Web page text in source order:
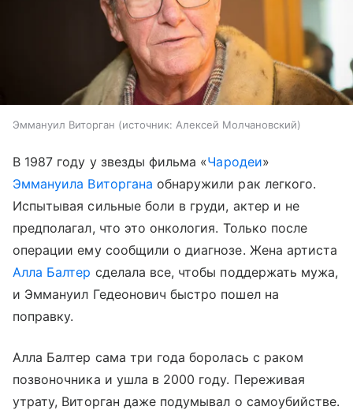
Эммануил Виторган источник: Алексей Молчановский
В 1987 году у звезды фильма «Чародеи»
Эммануила Виторгана обнаружили рак легкого.
Испытывая сильные боли в груди, актер и не
предполагал, что это онкология. Только после
операции ему сообщили о диагнозе. Жена артиста
Алла Балтер сделала все, чтобы поддержать мужа,
и Эммануил Гедеонович быстро пошел на
поправку.
Алла Балтер сама три года боролась с раком
позвоночника и ушла в 2000 году. Переживая
утрату, Виторган даже подумывал о самоубийстве.